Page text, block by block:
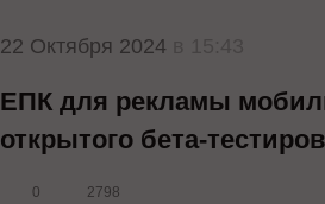
22 Октября 2024
ЕПК для рекламы
открытого бета-
0 2798